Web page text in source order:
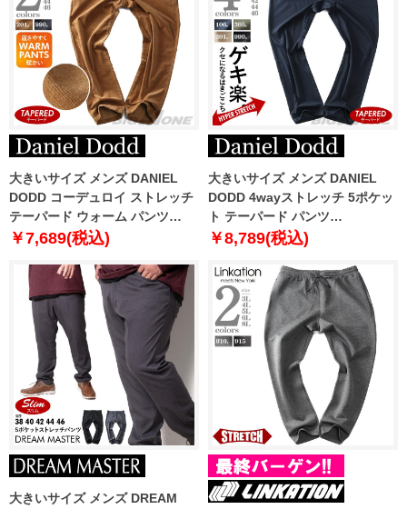
大きいサイズ メンズ DANIEL
DODD コーデュロイ ストレッチ
テーパード ウォーム パンツ
azp220502201t
￥7,689(税込)
大きいサイズ メンズ DANIEL
DODD 4wayストレッチ 5ポケッ
ト テーパード パンツ
azd229015104r
￥8,789(税込)
大きいサイズ メンズ DREAM